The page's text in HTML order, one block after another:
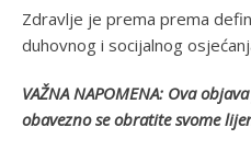
Zdravlje je prema prema
duhovnog i socijalnog
VAŽNA NAPOMENA: Ova
obavezno se obratite svome